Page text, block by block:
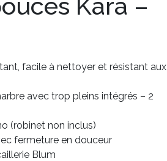
Kara –
facile à nettoyer et résistant aux
avec trop pleins intégrés – 2
(robinet non inclus)
fermeture en douceur
Blum